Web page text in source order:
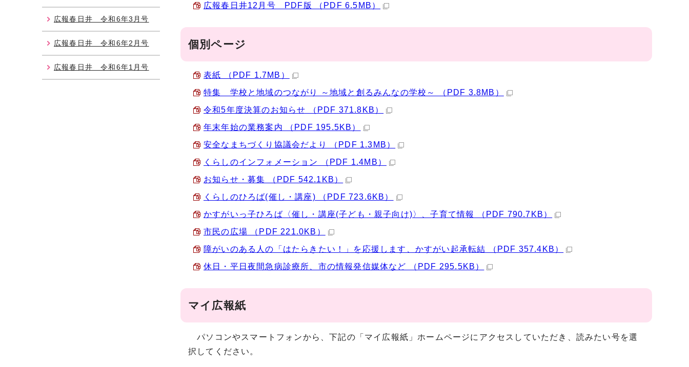
広報春日井12月号 PDF版 （PDF 6.5MB）
個別ページ
表紙 （PDF 1.7MB）
特集 学校と地域のつながり ～地域と創るみんなの学校～ （PDF 3.8MB）
令和5年度決算のお知らせ （PDF 371.8KB）
年末年始の業務案内 （PDF 195.5KB）
安全なまちづくり協議会だより （PDF 1.3MB）
くらしのインフォメーション （PDF 1.4MB）
お知らせ・募集 （PDF 542.1KB）
くらしのひろば(催し・講座) （PDF 723.6KB）
かすがいっ子ひろば〈催し・講座(子ども・親子向け)〉、子育て情報 （PDF 790.7KB）
市民の広場 （PDF 221.0KB）
障がいのある人の「はたらきたい！」を応援します、かすがい起承転結 （PDF 357.4KB）
休日・平日夜間急病診療所、市の情報発信媒体など （PDF 295.5KB）
マイ広報紙
パソコンやスマートフォンから、下記の「マイ広報紙」ホームページにアクセスしていただき、読みたい号を選
択してください。
広報春日井 令和6年3月号
広報春日井 令和6年2月号
広報春日井 令和6年1月号